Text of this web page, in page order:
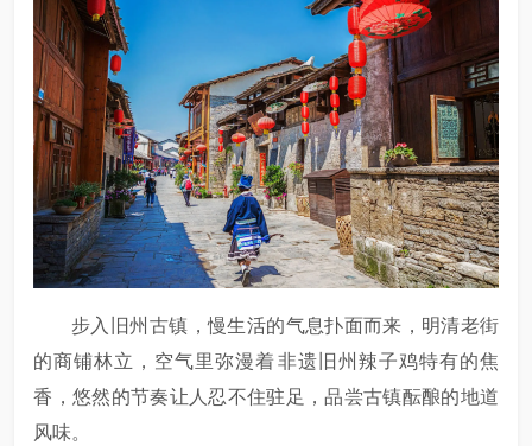
步入‌旧州古镇‌，慢生活的气息扑面而来，明清老街
的商铺林立，空气里弥漫着‌非遗旧州辣子鸡特有的焦
香‌，悠然的节奏让人忍不住驻足，品尝古镇酝酿的地道
风味。